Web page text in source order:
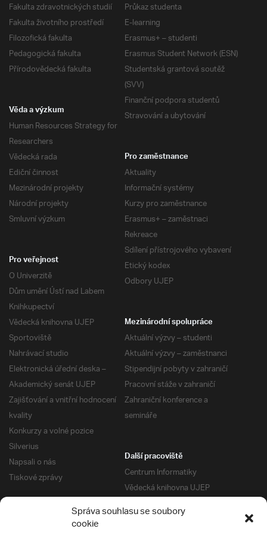
Správa souhlasu se soubory
cookie
Fakulta zdravotnických studií
Fakulta životního prostředí
Filozofická fakulta
Pedagogická fakulta
Přírodovědecká fakulta
Průkaz studenta
E-learning
Erasmus+ – studenti
Erasmus Student Network (ESN)
Studentská grantová soutěž
(SVV)
Finanční podpora studentů
Stravování a ubytování
Věda a výzkum
Human Resources Strategy for
Researchers
Vědecká rada
Ediční činnost
Mezinárodní projekty
Národní projekty
Smluvní výzkum
Pro zaměstnance
Aktuality
Informační systémy
Kurzy pro zaměstnance
Erasmus+ – zaměstnaci
Rekreace
Sdílení přístrojového vybavení
Etický kodex
Odbory UJEP
Pro veřejnost
O Univerzitě
Dům umění Ústí nad Labem
Knihkupectví
Vědecká knihovna UJEP
Sportoviště
Nahrávací studio
Elektronická úřední deska –
Akademický senát UJEP
Zajišťování a vnitřní hodnocení
kvality
Konkurzy a volné pozice
Silverius
Napsali o nás
Tiskové zprávy
Mezinárodní spolupráce
Aktuální výzvy – studenti
Aktuální výzvy – zaměstnanci
Stipendijní pobyty v zahraničí
Pracovní stáže v zahraničí
Zahraniční konference a
semináře
Další pracoviště
Centrum Informatiky
Vědecká knihovna UJEP
Správa kolejí a menz
Univerzitní centrum podpory